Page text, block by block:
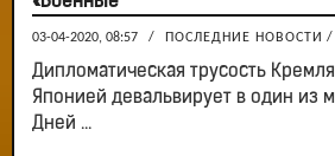
03-04-2020, 08:57 / ПОСЛЕДНИЕ НОВОСТИ /
Дипломатическая трусость
Японией девальвирует в один из
Дней ...